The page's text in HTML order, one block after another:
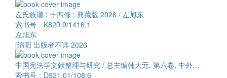
左氏族谱 : 十四修 : 典藏版 2026 / 左旭东
索书号：K820.9/1416.1
左旭东
[绵阳 出版者不详 2026
中国宪法学文献整理与研究 / 总主编韩大元. 第六卷, 中外…
索书号：D921.01/108:6